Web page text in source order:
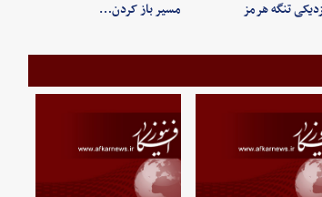
تنگه هرمز
مسیر باز کردن…